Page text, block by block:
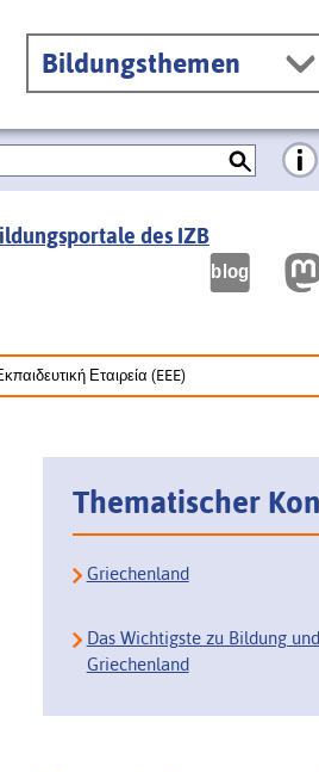
Bildungsthemen
des IZB
Εταιρεία (EEE)
Thematischer
Griechenland
Das Wichtigste zu Bildung
Griechenland